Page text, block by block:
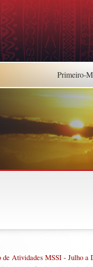
Primeiro-
Atividades MSSI - Julho a